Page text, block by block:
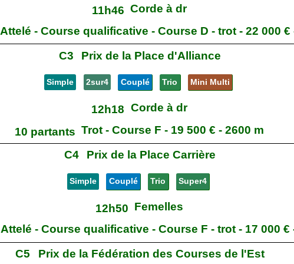
11h46 Corde à dr
Attelé - Course qualificative - Course D - trot - 22 000 €
C3
Prix de la Place d'Alliance
Simple 2sur4 Couplé Trio Mini Multi
12h18 Corde à dr
10 partants Trot - Course F - 19 500 € - 2600 m
C4
Prix de la Place Carrière
Simple Couplé Trio Super4
12h50 Femelles
Attelé - Course qualificative - Course F - trot - 17 000 €
C5
Prix de la Fédération des Courses de l'Est